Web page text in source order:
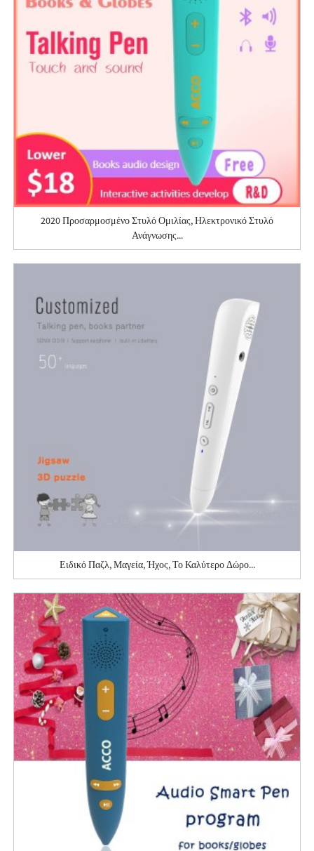
2020 Προσαρμοσμένο Στυλό Ομιλίας, Ηλεκτρονικό Στυλό
Ανάγνωσης...
Ειδικό Παζλ, Μαγεία, Ήχος, Το Καλύτερο Δώρο...